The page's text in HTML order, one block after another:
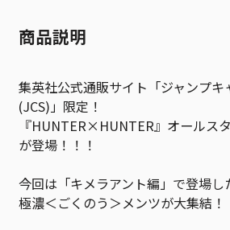
商品説明
集英社公式通販サイト「ジャンプキ
(JCS)」限定！
『HUNTER×HUNTER』オールス
が登場！！！
今回は「キメラアント編」で登場し
極濃＜ごくのう＞メンツが大集結！